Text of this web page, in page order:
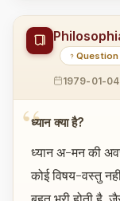
1979-01-04
ध्यान क्या है?
ध्यान अ-मन की
कोई विषय-वस्तु